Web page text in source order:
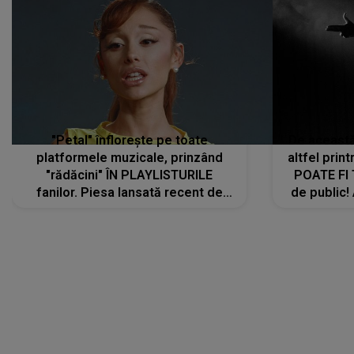
platformele muzicale, prinzând
"rădăcini" ÎN PLAYLISTURILE
fanilor. Piesa lansată recent de
Ariana Grande îi face pe
ascultători SĂ O ASCULTE PE
REPEAT
altfel
POATE